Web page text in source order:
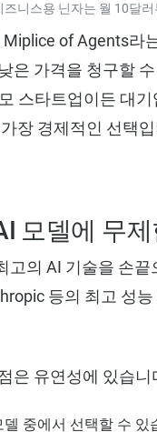
즈니스용 닌자는 월 10달
Miplice of Agents라
은 가격을 청구할
스타트업이든 대
장 경제적인 선택
모델에 무
고의 AI 기술을 손끝
등의 최고 성
은 유연성에 있습니
중에서 선택할 수